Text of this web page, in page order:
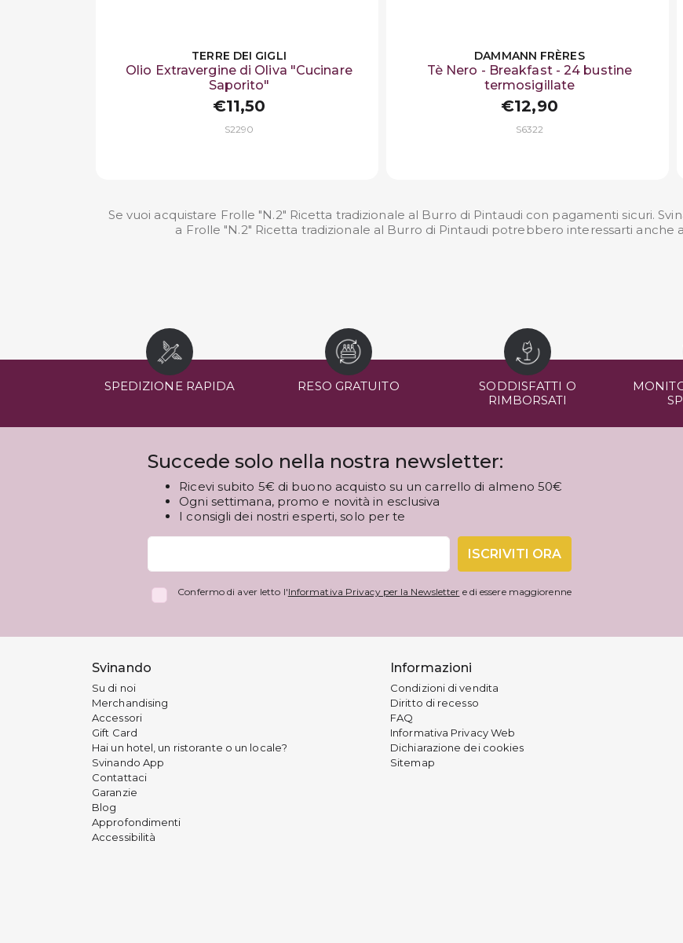
TERRE DEI GIGLI
Olio Extravergine di Oliva "Cucinare
Saporito"
€11,50
S2290
DAMMANN FRÈRES
Tè Nero - Breakfast - 24 bustine
termosigillate
€12,90
S6322
Se vuoi acquistare Frolle "N.2" Ricetta tradizionale al Burro di Pintaudi con pagamenti sicuri.
a Frolle "N.2" Ricetta tradizionale al Burro di Pintaudi potrebbero interessarti anche
SPEDIZIONE RAPIDA RESO GRATUITO
SODDISFATTI O
RIMBORSATI
Succede solo nella nostra newsletter:
Ricevi subito 5€ di buono acquisto su un carrello di almeno 50€
Ogni settimana, promo e novità in esclusiva
I consigli dei nostri esperti, solo per te
ISCRIVITI ORA
Confermo di aver letto l'Informativa Privacy per la Newsletter e di essere maggiorenne
Svinando
Su di noi
Merchandising
Accessori
Gift Card
Hai un hotel, un ristorante o un locale?
Svinando App
Contattaci
Garanzie
Blog
Approfondimenti
Accessibilità
Informazioni
Condizioni di vendita
Diritto di recesso
FAQ
Informativa Privacy Web
Dichiarazione dei cookies
Sitemap